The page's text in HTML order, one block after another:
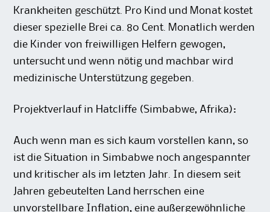
Krankheiten geschützt. Pro Kind und Monat kostet
dieser spezielle Brei ca. 80 Cent. Monatlich werden
die Kinder von freiwilligen Helfern gewogen,
untersucht und wenn nötig und machbar wird
medizinische Unterstützung gegeben.
Projektverlauf in Hatcliffe (Simbabwe, Afrika):
Auch wenn man es sich kaum vorstellen kann, so
ist die Situation in Simbabwe noch angespannter
und kritischer als im letzten Jahr. In diesem seit
Jahren gebeutelten Land herrschen eine
unvorstellbare Inflation, eine außergewöhnliche